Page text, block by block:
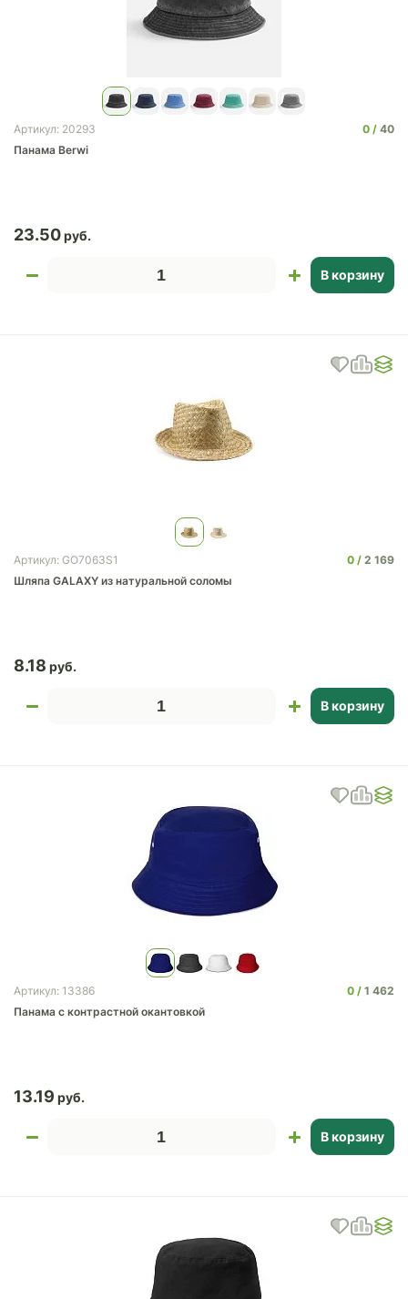
Артикул: 20293 0
40
Панама Berwi
23.50
В корзину
Артикул: GO7063S1 0
2 169
Шляпа GALAXY из натуральной соломы
8.18
В корзину
Артикул: 13386 0
1 462
Панама с контрастной окантовкой
13.19
В корзину